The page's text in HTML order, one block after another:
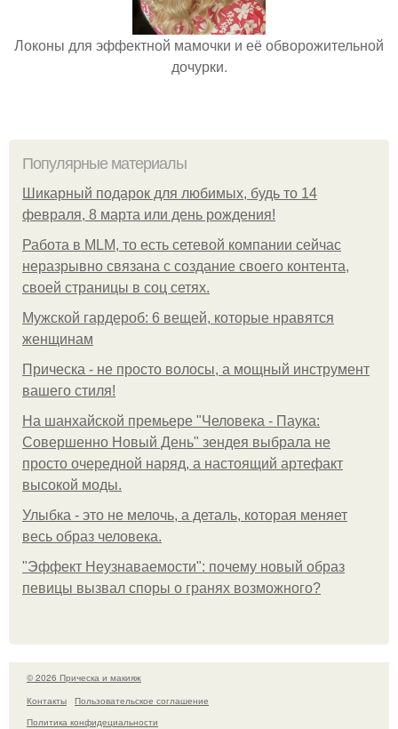
Локоны для эффектной мамочки и её обворожительной
дочурки.
Популярные материалы
Шикарный подарок для любимых, будь то 14
февраля, 8 марта или день рождения!
Работа в MLM, то есть сетевой компании сейчас
неразрывно связана с создание своего контента,
своей страницы в соц сетях.
Мужской гардероб: 6 вещей, которые нравятся
женщинам
Прическа - не просто волосы, а мощный инструмент
вашего стиля!
На шанхайской премьере "Человека - Паука:
Совершенно Новый День" зендея выбрала не
просто очередной наряд, а настоящий артефакт
высокой моды.
Улыбка - это не мелочь, а деталь, которая меняет
весь образ человека.
"Эффект Неузнаваемости": почему новый образ
певицы вызвал споры о гранях возможного?
© 2026 Прическа и макияж
Контакты
Пользовательское соглашение
Политика конфидециальности